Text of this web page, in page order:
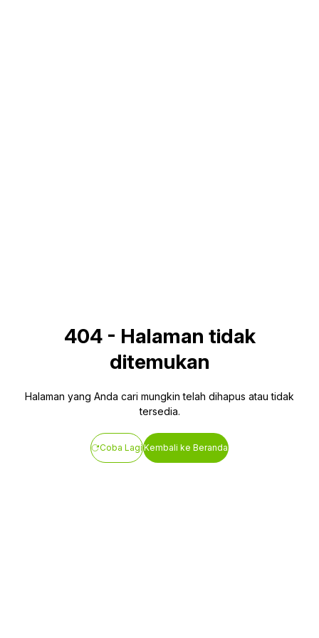
404- Halaman tidak
ditemukan
Halaman yang Anda cari mungkin telah dihapus atau tidak
tersedia.
Coba LagiKembali ke Beranda